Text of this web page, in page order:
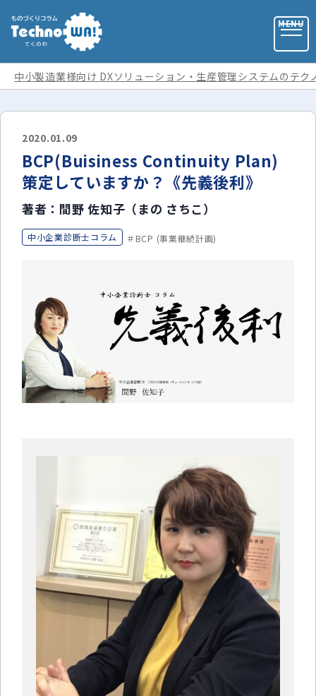
お役立ち資料
運営会社
全ての記事
中小企業診断士コラム
イベント開催レポート
セミナーアーカイブ
用語集
導入事例
中小製造業様向け DXソリューション・生産管理システムのテク
2020.01.09
BCP(Buisiness Continuity Plan)
策定していますか？《先義後利》
著者：間野 佐知子（まの さちこ）
中小企業診断士コラム BCP (事業継続計画)